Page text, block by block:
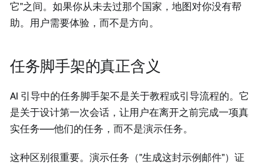
它"之间。如果你从未去过那个国家，地图对你没有帮
助。用户需要体验，而不是方向。
任务脚手架的真正含义
AI 引导中的任务脚手架不是关于教程或引导流程的。它
是关于设计第一次会话，让用户在离开之前完成一项真
实任务——他们的任务，而不是演示任务。
这种区别很重要。演示任务（"生成这封示例邮件"）证